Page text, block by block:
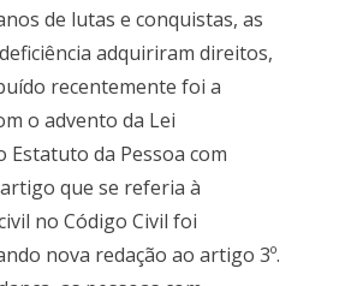
de lutas e conquistas, as
adquiriram direitos,
recentemente foi a
o advento da Lei
Estatuto da Pessoa com
que se referia à
no Código Civil foi
nova redação ao artigo 3º.